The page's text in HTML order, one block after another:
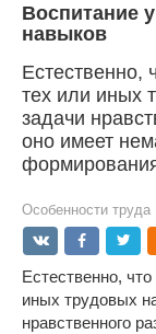
Воспитание
навыков
Естественно,
тех или иных
задачи
оно имеет
Особенности труда
Естественно,
иных трудовых
нравственного